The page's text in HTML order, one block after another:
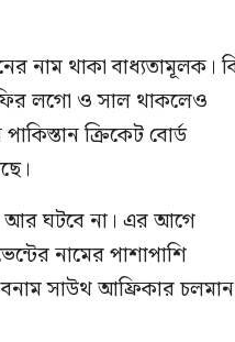
নাম থাকা বাধ্যতামূলক।
লগো ও সাল থাকলেও
ক্রিকেট বোর্ড
আর ঘটবে না। এর আগে
নামের পাশাপাশি
বনাম সাউথ আফ্রিকার চলমান